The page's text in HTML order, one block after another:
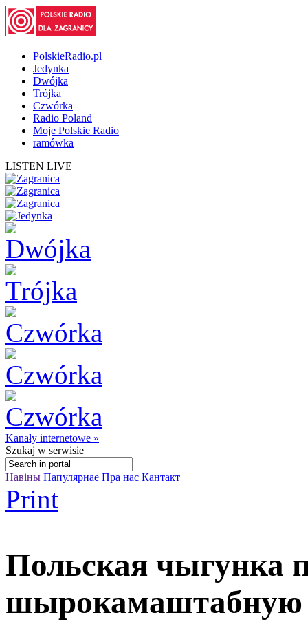
PolskieRadio.pl
Jedynka
Dwójka
Trójka
Czwórka
Radio Poland
Moje Polskie Radio
ramówka
LISTEN LIVE
Kanały internetowe »
Szukaj w serwisie
Навіны Папулярнае Пра нас Кантакт
Print
Польская чыгунка